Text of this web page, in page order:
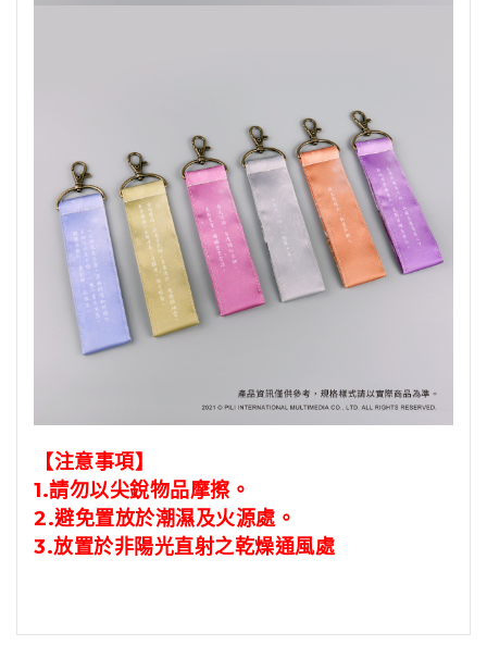
【注意事項】
1.請勿以尖銳物品摩擦。
2.避免置放於潮濕及火源處。
3.放置於非陽光直射之乾燥通風處